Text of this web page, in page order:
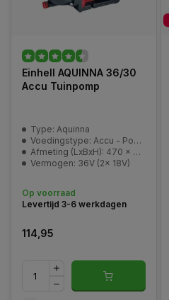
Einhell AQUINNA 36/30
Accu Tuinpomp
Type: Aquinna
Voedingstype: Accu - Power-X-Change
Afmeting (LxBxH): 470 x 282 x 287 mm
Vermogen: 36V (2x 18V)
Op voorraad
Levertijd 3-6 werkdagen
114,95